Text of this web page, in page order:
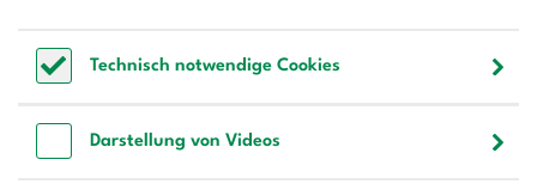
[socialLinksTitle]
Bestellen Sie unseren Newsletter
Technisch notwendige Cookies
Darstellung von Videos